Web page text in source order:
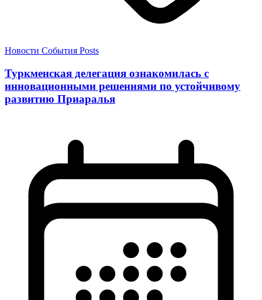
Новости События Posts
Туркменская делегация ознакомилась с
инновационными решениями по устойчивому
развитию Приаралья